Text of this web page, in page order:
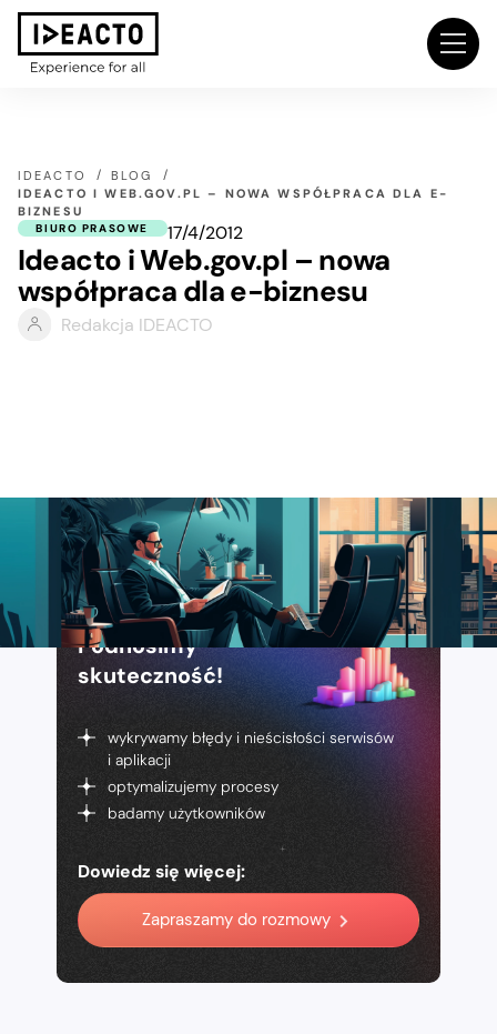
IDEACTO
BLOG
IDEACTO I WEB.GOV.PL – NOWA WSPÓŁPRACA DLA E-
BIZNESU
BIURO PRASOWE 17/4/2012
Ideacto i Web.gov.pl – nowa
współpraca dla e-biznesu
Redakcja IDEACTO
Podnosimy
skuteczność!
wykrywamy błędy i nieścisłości serwisów
i aplikacji
optymalizujemy procesy
badamy użytkowników
Dowiedz się więcej:
Zapraszamy do rozmowy